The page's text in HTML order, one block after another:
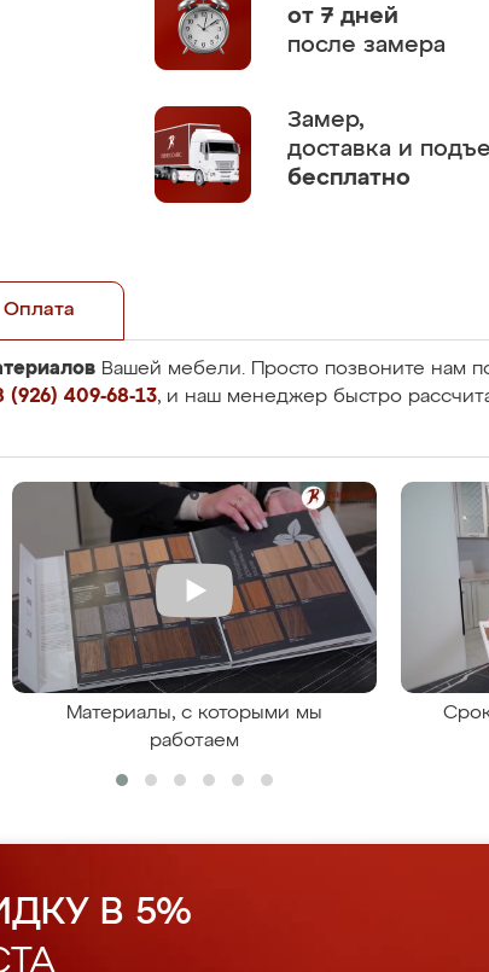
от 7 дней
после замера
Замер,
доставка и
бесплатно
Оплата
Вашей мебели. Просто позвоните нам
(926) 409-68-13, и наш менеджер быстро
Материалы, с которыми мы
работаем
В 5%